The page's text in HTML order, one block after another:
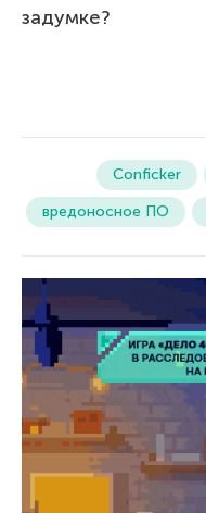
задумке?
Conficker
вредоносное ПО